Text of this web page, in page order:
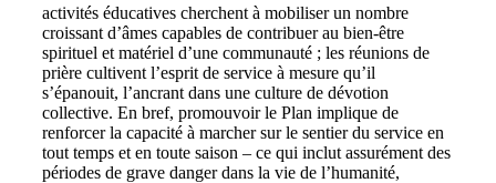
activités éducatives cherchent à mobiliser un nombre
croissant d’âmes capables de contribuer au bien-être
spirituel et matériel d’une communauté ; les réunions de
prière cultivent l’esprit de service à mesure qu’il
s’épanouit, l’ancrant dans une culture de dévotion
collective. En bref, promouvoir le Plan implique de
renforcer la capacité à marcher sur le sentier du service en
tout temps et en toute saison – ce qui inclut assurément des
périodes de grave danger dans la vie de l’humanité,